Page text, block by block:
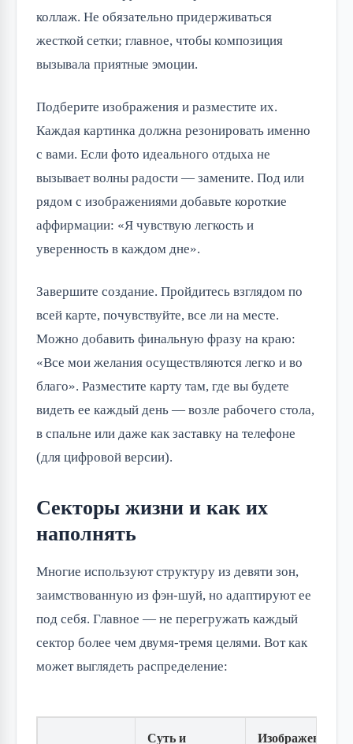
коллаж. Не обязательно придерживаться
жесткой сетки; главное, чтобы композиция
вызывала приятные эмоции.
Подберите изображения и разместите их.
Каждая картинка должна резонировать именно
с вами. Если фото идеального отдыха не
вызывает волны радости — замените. Под или
рядом с изображениями добавьте короткие
аффирмации: «Я чувствую легкость и
уверенность в каждом дне».
Завершите создание. Пройдитесь взглядом по
всей карте, почувствуйте, все ли на месте.
Можно добавить финальную фразу на краю:
«Все мои желания осуществляются легко и во
благо». Разместите карту там, где вы будете
видеть ее каждый день — возле рабочего стола,
в спальне или даже как заставку на телефоне
(для цифровой версии).
Секторы жизни и как их
наполнять
Многие используют структуру из девяти зон,
заимствованную из фэн-шуй, но адаптируют ее
под себя. Главное — не перегружать каждый
сектор более чем двумя-тремя целями. Вот как
может выглядеть распределение:
Суть и Изображения и